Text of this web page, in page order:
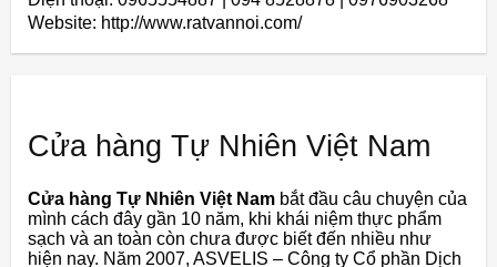
Website: http://www.ratvannoi.com/
Cửa hàng Tự Nhiên Việt Nam
Cửa hàng Tự Nhiên Việt Nam bắt đầu câu chuyện của
mình cách đây gần 10 năm, khi khái niệm thực phẩm
sạch và an toàn còn chưa được biết đến nhiều như
hiện nay. Năm 2007, ASVELIS – Công ty Cổ phần Dịch